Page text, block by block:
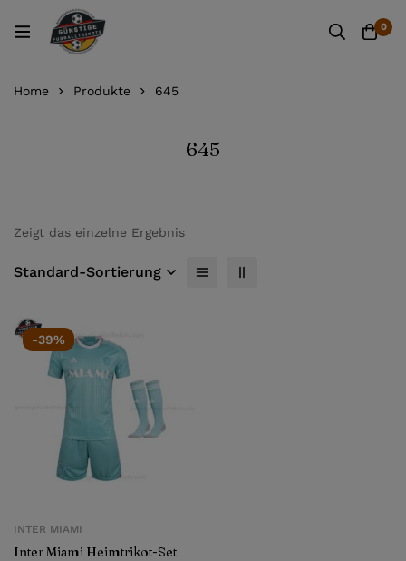
0
Home Produkte 645
645
Zeigt das einzelne Ergebnis
Standard-Sortierung
-39%
INTER MIAMI
Inter Miami Heimtrikot-Set